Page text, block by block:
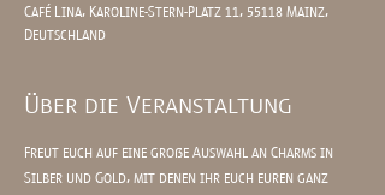
Café Lina, Karoline-Stern-Platz 11, 55118 Mainz,
Deutschland
Über die Veranstaltung
Freut euch auf eine große Auswahl an Charms in
Silber und Gold, mit denen ihr euch euren ganz